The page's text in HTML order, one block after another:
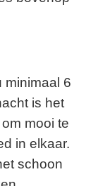
minimaal 6
is het
mooi te
in elkaar.
schoon